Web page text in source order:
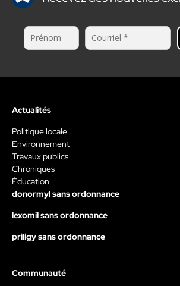
Actualités
Politique locale
Environnement
Travaux publics
Chroniques
Éducation
donormyl sans ordonnance
lexomil sans ordonnance
priligy sans ordonnance
Communauté